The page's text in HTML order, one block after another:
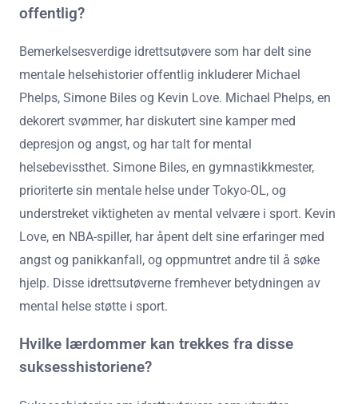
offentlig?
Bemerkelsesverdige idrettsutøvere som har delt sine
mentale helsehistorier offentlig inkluderer Michael
Phelps, Simone Biles og Kevin Love. Michael Phelps, en
dekorert svømmer, har diskutert sine kamper med
depresjon og angst, og har talt for mental
helsebevissthet. Simone Biles, en gymnastikkmester,
prioriterte sin mentale helse under Tokyo-OL, og
understreket viktigheten av mental velvære i sport. Kevin
Love, en NBA-spiller, har åpent delt sine erfaringer med
angst og panikkanfall, og oppmuntret andre til å søke
hjelp. Disse idrettsutøverne fremhever betydningen av
mental helse støtte i sport.
Hvilke lærdommer kan trekkes fra disse
suksesshistoriene?